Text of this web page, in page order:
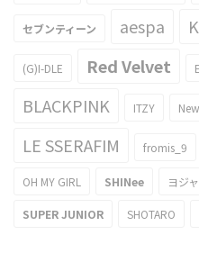
セブンティーン aespa
(G)I-DLE Red Velvet
BLACKPINK ITZY
LE SSERAFIM fromis_9
OH MY GIRL SHINee ヨジ
SUPER JUNIOR SHOTARO